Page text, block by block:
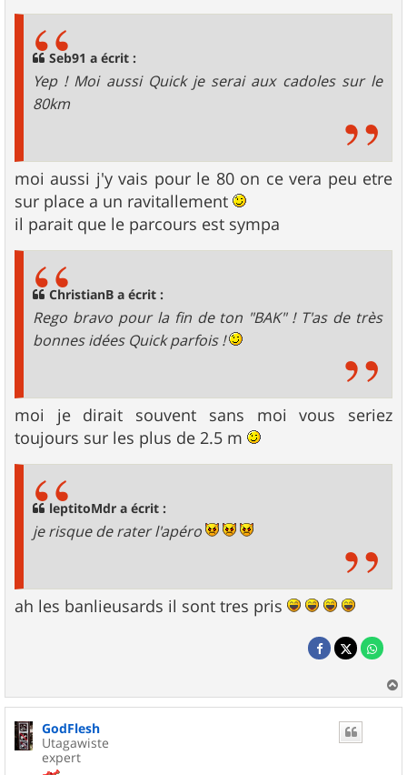
Seb91 a écrit :
Yep ! Moi aussi Quick je serai aux cadoles sur le
80km
moi aussi j'y vais pour le 80 on ce vera peu etre
sur place a un ravitallement
il parait que le parcours est sympa
ChristianB a écrit :
Rego bravo pour la fin de ton "BAK" ! T'as de très
bonnes idées Quick parfois !
moi je dirait souvent sans moi vous seriez
toujours sur les plus de 2.5 m
leptitoMdr a écrit :
je risque de rater l'apéro
ah les banlieusards il sont tres pris
a
GodFlesh
Utagawiste
expert